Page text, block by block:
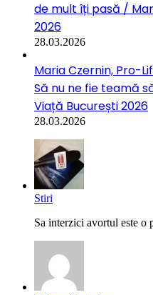
de mult îți pasă /
2026
28.03.2026
Maria Czernin, Pro-
Să nu ne fie teamă
Viață București 2026
28.03.2026
Stiri
Sa interzici avortul este o